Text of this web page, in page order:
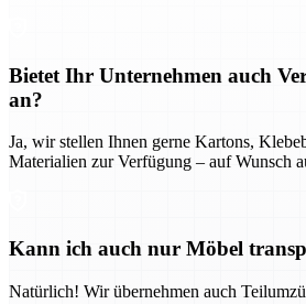
Bietet Ihr Unternehmen auch
an?
Ja, wir stellen Ihnen gerne Kartons,
Materialien zur Verfügung – auf Wunsch
Kann ich auch nur Möbel
Natürlich! Wir übernehmen auch